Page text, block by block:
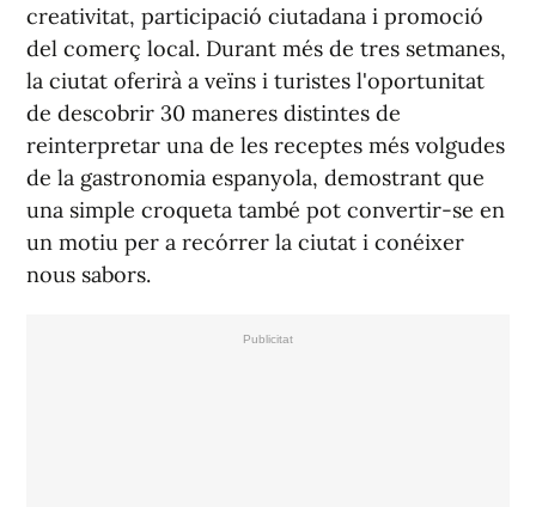
creativitat, participació ciutadana i promoció
del comerç local. Durant més de tres setmanes,
la ciutat oferirà a veïns i turistes l'oportunitat
de descobrir 30 maneres distintes de
reinterpretar una de les receptes més volgudes
de la gastronomia espanyola, demostrant que
una simple croqueta també pot convertir-se en
un motiu per a recórrer la ciutat i conéixer
nous sabors.